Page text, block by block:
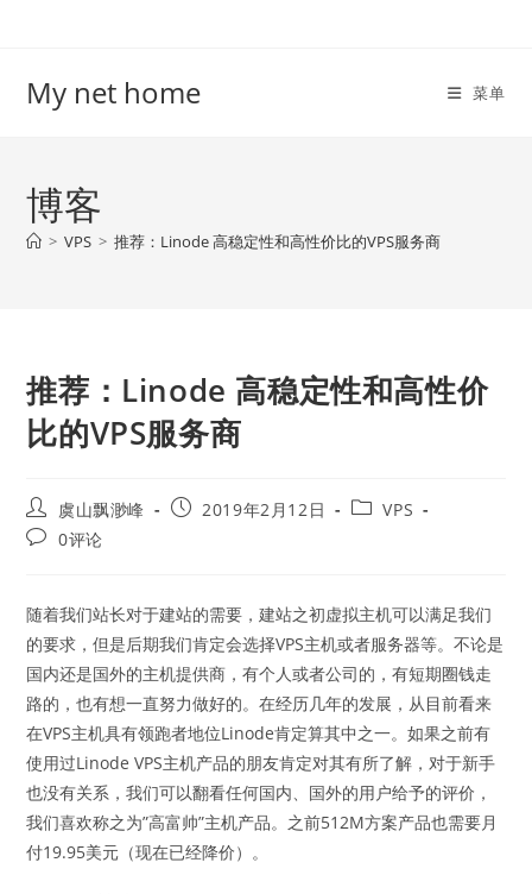
My net home 菜单
博客
> VPS > 推荐：Linode 高稳定性和高性价比的VPS服务商
推荐：Linode 高稳定性和高性价
比的VPS服务商
Post
author:
虞山飘渺峰
Post2019年2月12日
PostVPS
Post0评论
随着我们站长对于建站的需要，建站之初虚拟主机可以满足我们
的要求，但是后期我们肯定会选择VPS主机或者服务器等。不论是
国内还是国外的主机提供商，有个人或者公司的，有短期圈钱走
路的，也有想一直努力做好的。在经历几年的发展，从目前看来
在VPS主机具有领跑者地位Linode肯定算其中之一。如果之前有
使用过Linode VPS主机产品的朋友肯定对其有所了解，对于新手
也没有关系，我们可以翻看任何国内、国外的用户给予的评价，
我们喜欢称之为”高富帅”主机产品。之前512M方案产品也需要月
付19.95美元（现在已经降价）。